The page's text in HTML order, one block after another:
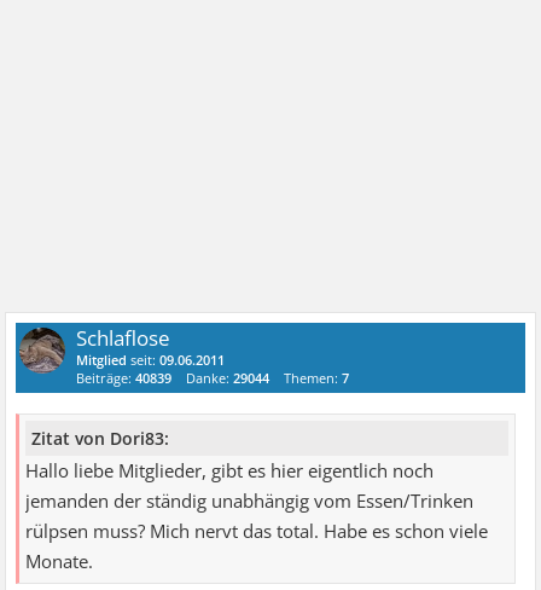
Schlaflose
Mitglied seit:09.06.2011
Beiträge:40839 Danke:29044 Themen:7
Zitat von Dori83:
Hallo liebe Mitglieder, gibt es hier eigentlich noch
jemanden der ständig unabhängig vom Essen/Trinken
rülpsen muss? Mich nervt das total. Habe es schon viele
Monate.